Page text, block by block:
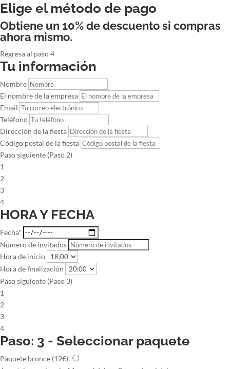
Elige el método de pago
Obtiene un 10% de descuento si compras
ahora mismo.
Regresa al paso 4
Tu información
Nombre
El nombre de la empresa
Email
Teléfono
Dirección de la fiesta
Código postal de la fiesta
Paso siguiente (Paso 2)
1
2
3
4
HORA Y FECHA
Fecha*
Número de invitados
Hora de inicio
Hora de finalización
Paso siguiente (Paso 3)
1
2
3
4
Paso: 3 - Seleccionar paquete
Paquete bronce (12€)